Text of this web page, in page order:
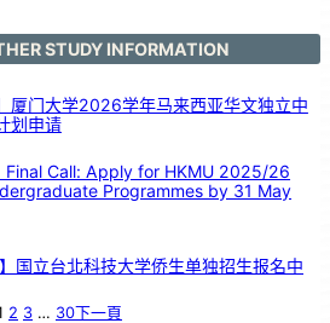
STUDY INFORMATION
厦门大学2026学年马来西亚华文独立中
划申请
Final Call: Apply for HKMU 2025/26
Programmes by 31 May
】国立台北科技大学侨生单独招生报名中
2 3 … 30下一頁